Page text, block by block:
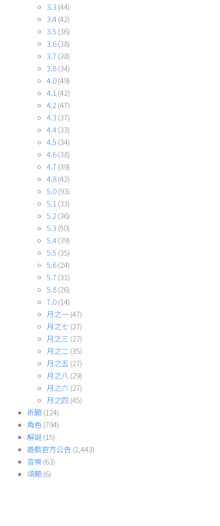
3.3 (44)
3.4(42)
3.5 (36)
3.6(38)
3.7 (38)
3.8(34)
4.0(49)
4.1 (42)
4.2 (47)
4.3 (37)
4.4(33)
4.5 (34)
4.6(38)
4.7 (39)
4.8(42)
5.0(93)
5.1 (33)
5.2 (36)
5.3 (50)
5.4(39)
5.5 (35)
5.6(24)
5.7 (31)
5.8(26)
7.0(14)
月之一(47)
月之七 (27)
月之三 (27)
月之二 (35)
月之五 (27)
月之八 (29)
月之六 (27)
月之四 (45)
祈願(124)
角色(794)
解謎(15)
遊戲官方公告 (2,443)
音樂 (63)
頌願(6)